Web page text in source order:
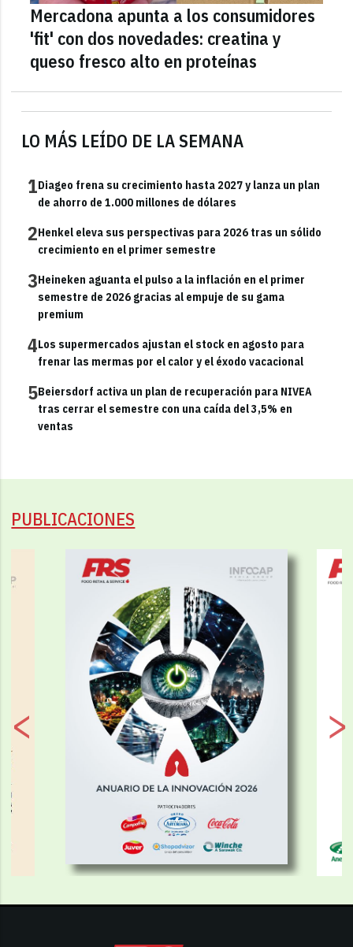
LO MÁS LEÍDO DE LA SEMANA
1Diageo frena su crecimiento hasta 2027 y lanza un plan
de ahorro de 1.000 millones de dólares
2Henkel eleva sus perspectivas para 2026 tras un sólido
crecimiento en el primer semestre
3Heineken aguanta el pulso a la inflación en el primer
semestre de 2026 gracias al empuje de su gama
premium
4Los supermercados ajustan el stock en agosto para
frenar las mermas por el calor y el éxodo vacacional
5Beiersdorf activa un plan de recuperación para NIVEA
tras cerrar el semestre con una caída del 3,5% en
ventas
Mercadona apunta a los consumidores
'fit' con dos novedades: creatina y
queso fresco alto en proteínas
PUBLICACIONES